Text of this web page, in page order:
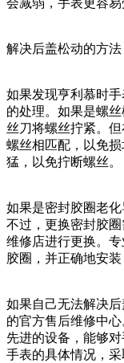
解决后盖松动的方法
如果发现亨利慕时
的处理。如果是螺
丝刀将螺丝拧紧。
螺丝相匹配，以免
猛，以免拧断螺丝。
如果是密封胶圈老
不过，更换密封胶
维修店进行更换。
胶圈，并正确地安装
如果自己无法解决
的官方售后维修中
先进的设备，能够
手表的具体情况，